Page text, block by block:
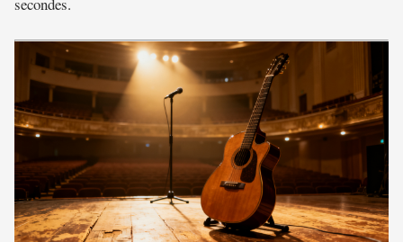
secondes.